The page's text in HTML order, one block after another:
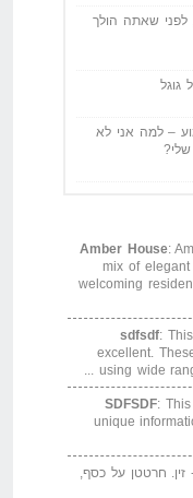
לפני שאתה הולך
גוגל
– למה אני לא
Amber House:
mix of
welcoming
sdfsdf:
excellent.
using wide
SDFSDF:
unique
חרטטן על כסף,